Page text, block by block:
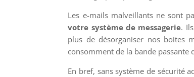
Les e-mails malveillants ne sont
votre système de messagerie.
plus de désorganiser nos boites
consomment de la bande passante
En bref, sans système de sécurité